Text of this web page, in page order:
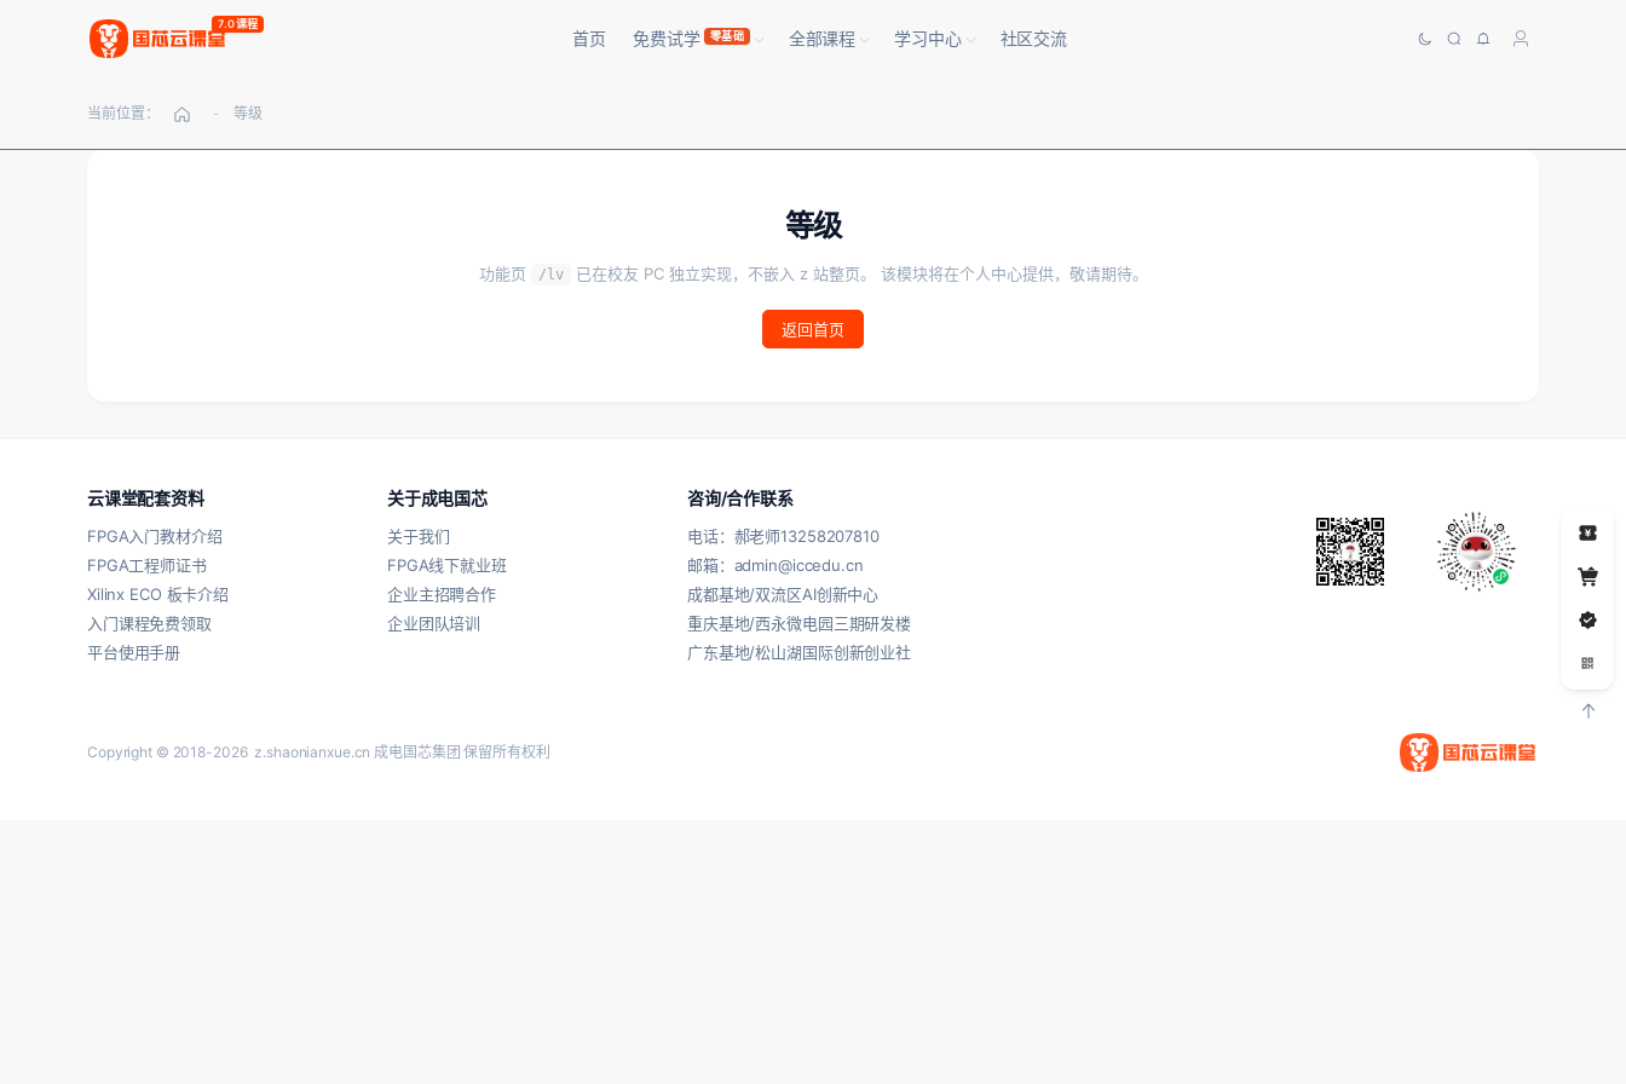
7.0课程
首页 免费试学 零基础 全部课程 学习中心 社区交流
当前位置： - 等级
等级
功能页 /lv 已在校友 PC 独立实现，不嵌入 z 站整页。 该模块将在个人中心提供，敬请期待。
返回首页
云课堂配套资料
FPGA入门教材介绍
FPGA工程师证书
Xilinx ECO 板卡介绍
入门课程免费领取
平台使用手册
关于成电国芯
关于我们
FPGA线下就业班
企业主招聘合作
企业团队培训
咨询/合作联系
电话：郝老师13258207810
邮箱：admin@iccedu.cn
成都基地/双流区AI创新中心
重庆基地/西永微电园三期研发楼
广东基地/松山湖国际创新创业社
Copyright © 2018-2026z.shaonianxue.cn 成电国芯集团 保留所有权利